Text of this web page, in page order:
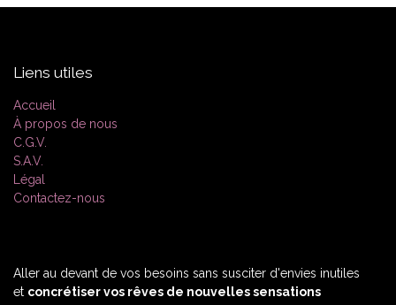
Liens utiles
Accueil
À propos de nous
C.G.V.
S.A.V.
Légal
Contactez-nous
Aller au devant de vos besoins sans susciter d'envies inutiles
et concrétiser vos rêves de nouvelles sensations